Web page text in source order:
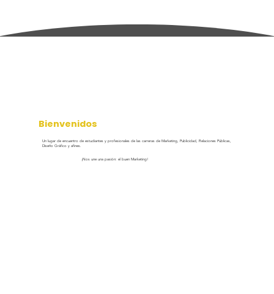
Bienvenidos
Un lugar de encuentro de estudiantes y profesionales de las carreras de Marketing, Publicidad, Relaciones Públicas,
Diseño Gráfico y afines.
¡Nos une una pasión: el buen Marketing!